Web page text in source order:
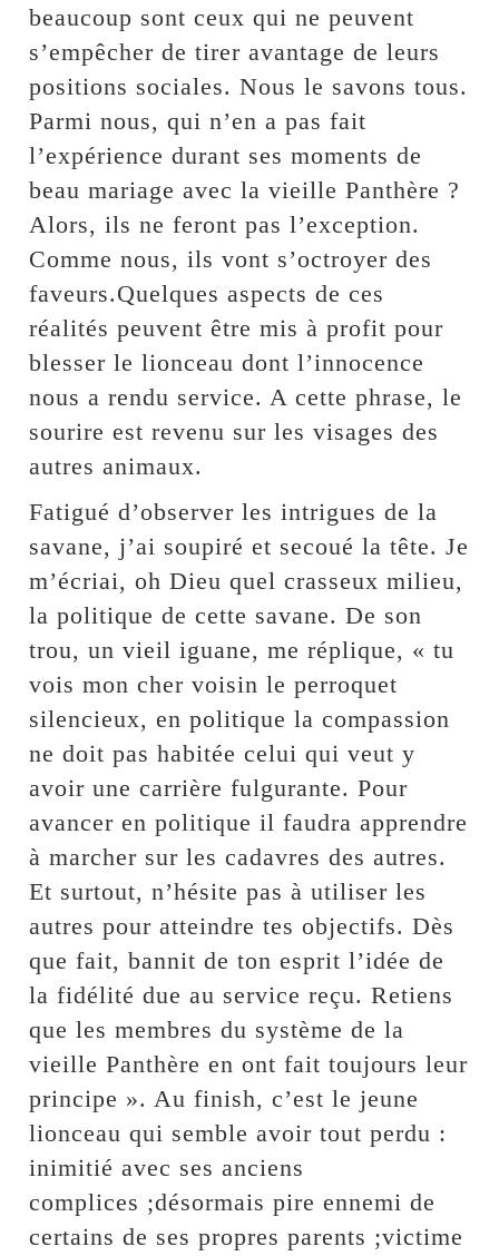
beaucoup sont ceux qui ne peuvent
s’empêcher de tirer avantage de leurs
positions sociales. Nous le savons tous.
Parmi nous, qui n’en a pas fait
l’expérience durant ses moments de
beau mariage avec la vieille Panthère ?
Alors, ils ne feront pas l’exception.
Comme nous, ils vont s’octroyer des
faveurs.Quelques aspects de ces
réalités peuvent être mis à profit pour
blesser le lionceau dont l’innocence
nous a rendu service. A cette phrase, le
sourire est revenu sur les visages des
autres animaux.
Fatigué d’observer les intrigues de la
savane, j’ai soupiré et secoué la tête. Je
m’écriai, oh Dieu quel crasseux milieu,
la politique de cette savane. De son
trou, un vieil iguane, me réplique, « tu
vois mon cher voisin le perroquet
silencieux, en politique la compassion
ne doit pas habitée celui qui veut y
avoir une carrière fulgurante. Pour
avancer en politique il faudra apprendre
à marcher sur les cadavres des autres.
Et surtout, n’hésite pas à utiliser les
autres pour atteindre tes objectifs. Dès
que fait, bannit de ton esprit l’idée de
la fidélité due au service reçu. Retiens
que les membres du système de la
vieille Panthère en ont fait toujours leur
principe ». Au finish, c’est le jeune
lionceau qui semble avoir tout perdu :
inimitié avec ses anciens
complices ;désormais pire ennemi de
certains de ses propres parents ;victime